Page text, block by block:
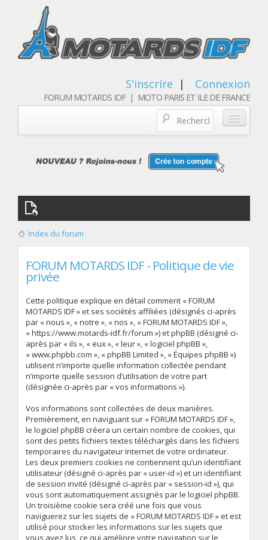
S'inscrire | Connexion
FORUM MOTARDS IDF | MOTO PARIS ET ILE DE FRANCE
Qui sommes nous
Les membres
Index du forum
FORUM MOTARDS IDF - Politique de vie
privée
Cette politique explique en détail comment « FORUM
MOTARDS IDF » et ses sociétés affiliées (désignés ci-après
par « nous », « notre », « nos », « FORUM MOTARDS IDF »,
« https://www.motards-idf.fr/forum ») et phpBB (désigné ci-
après par « ils », « eux », « leur », « logiciel phpBB »,
« www.phpbb.com », « phpBB Limited », « Équipes phpBB »)
utilisent n’importe quelle information collectée pendant
n’importe quelle session d’utilisation de votre part
(désignée ci-après par « vos informations »).
Vos informations sont collectées de deux manières.
Premièrement, en naviguant sur « FORUM MOTARDS IDF »,
le logiciel phpBB créera un certain nombre de cookies, qui
sont des petits fichiers textes téléchargés dans les fichiers
temporaires du navigateur Internet de votre ordinateur.
Les deux premiers cookies ne contiennent qu’un identifiant
utilisateur (désigné ci-après par « user-id ») et un identifiant
de session invité (désigné ci-après par « session-id »), qui
vous sont automatiquement assignés par le logiciel phpBB.
Un troisième cookie sera créé une fois que vous
naviguerez sur les sujets de « FORUM MOTARDS IDF » et est
utilisé pour stocker les informations sur les sujets que
vous avez lus, ce qui améliore votre navigation sur le